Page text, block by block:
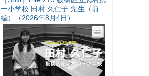
一小学校 田村 久仁子 先生（前
編）（2026年8月4日）